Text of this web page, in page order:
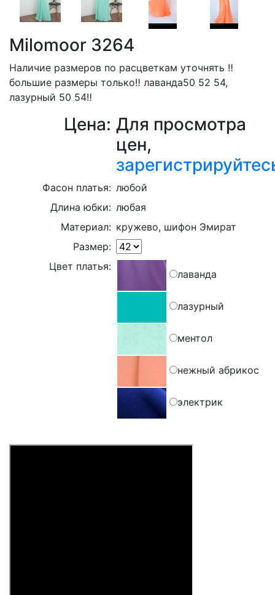
Milomoor 3264
Наличие размеров по расцветкам уточнять ‼️
большие размеры только‼️ лаванда50 52 54,
лазурный 50 54‼️
Цена: Для просмотра
цен,
Фасон платья: любой
Длина юбки: любая
Материал: кружево, шифон Эмират
Размер:
Цвет платья:
лаванда
лазурный
ментол
нежный абрикос
электрик